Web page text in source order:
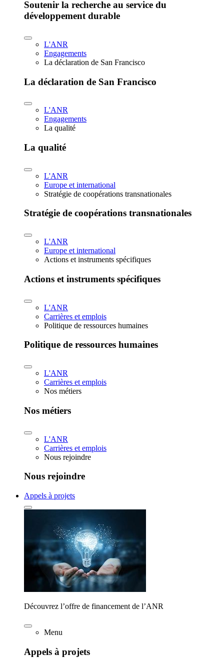
Soutenir la recherche au service du
développement durable
L'ANR
Engagements
La déclaration de San Francisco
La déclaration de San Francisco
L'ANR
Engagements
La qualité
La qualité
L'ANR
Europe et international
Stratégie de coopérations transnationales
Stratégie de coopérations transnationales
L'ANR
Europe et international
Actions et instruments spécifiques
Actions et instruments spécifiques
L'ANR
Carrières et emplois
Politique de ressources humaines
Politique de ressources humaines
L'ANR
Carrières et emplois
Nos métiers
Nos métiers
L'ANR
Carrières et emplois
Nous rejoindre
Nous rejoindre
Appels à projets
Découvrez l’offre de financement de l’ANR
Menu
Appels à projets